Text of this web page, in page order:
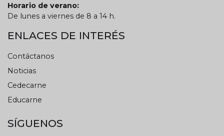
Horario de verano:
De lunes a viernes de 8 a 14 h.
ENLACES DE INTERÉS
Contáctanos
Noticias
Cedecarne
Educarne
SÍGUENOS